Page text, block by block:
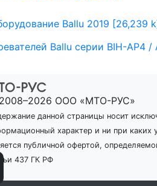
Ballu 2019 [26,239
Ballu серии BIH-AP4 /
ООО «МТО-РУС»
данной страницы носит
характер и ни при каких
публичной офертой,
437 ГК РФ